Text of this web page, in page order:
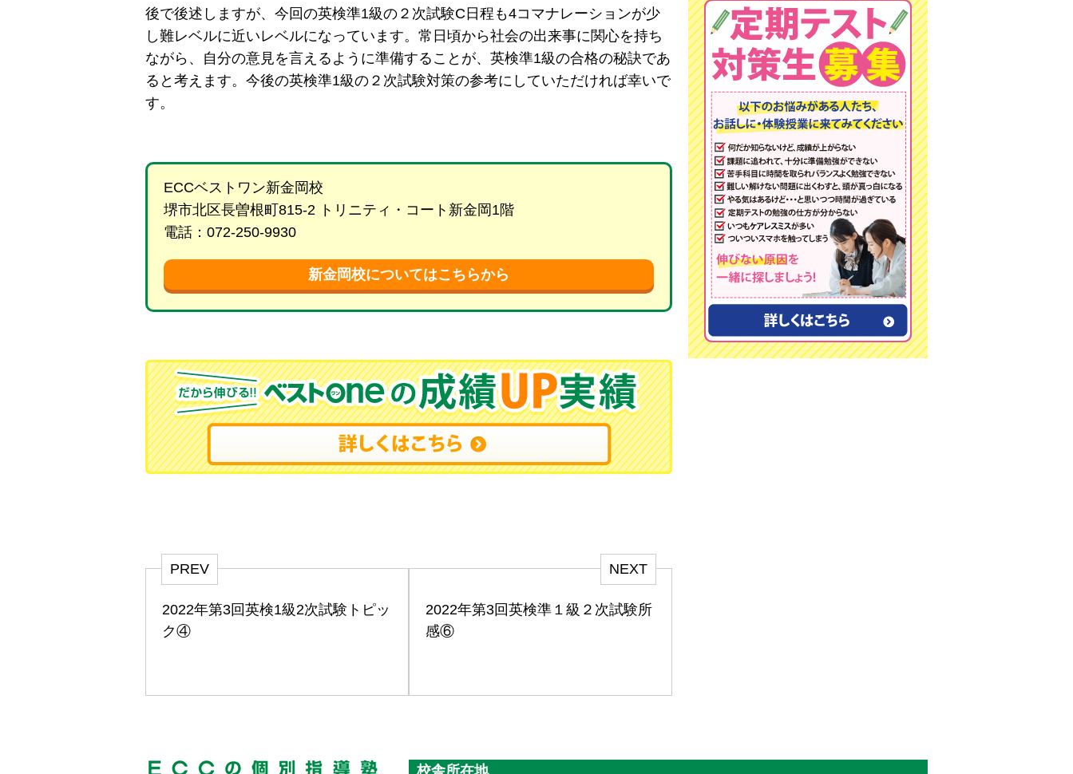
後で後述しますが、今回の英検準1級の２次試験C日程も4コマナレーションが少
し難レベルに近いレベルになっています。常日頃から社会の出来事に関心を持ち
ながら、自分の意見を言えるように準備することが、英検準1級の合格の秘訣であ
ると考えます。今後の英検準1級の２次試験対策の参考にしていただければ幸いで
す。
ECCベストワン新金岡校
堺市北区長曽根町815-2 トリニティ・コート新金岡1階
電話：072-250-9930
新金岡校についてはこちらから
PREV
2022年第3回英検1級2次試験トピッ
ク④
NEXT
2022年第3回英検準１級２次試験所
感⑥
校舎所在地